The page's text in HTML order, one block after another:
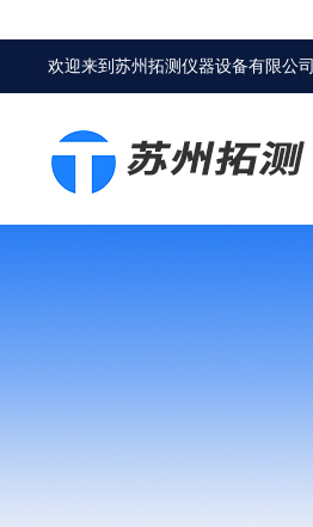
欢迎来到苏州拓测仪器设备有限公司